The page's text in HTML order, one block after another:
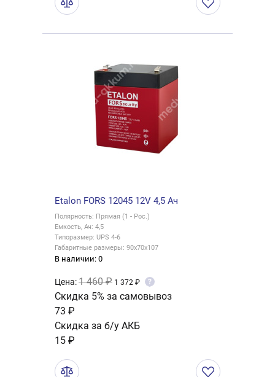
Etalon FORS 12045 12V 4,5 Ач
Полярность: Прямая (1 - Рос.)
Емкость, Ач: 4,5
Типоразмер: UPS 4-6
Габаритные размеры: 90x70x107
В наличии: 0
Цена:1 460 ₽ 1 372 ₽ ?
Скидка 5% за самовывоз
73 ₽
Скидка за б/у АКБ
15 ₽